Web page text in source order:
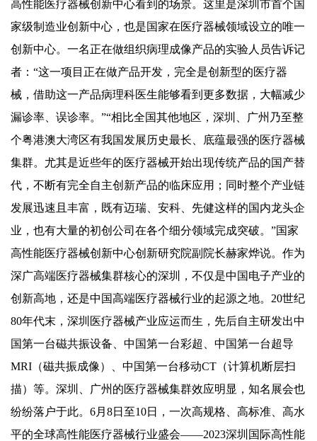
高性能医疗器械创新中心看到的场景。这里是深圳市首个国
家级制造业创新中心，也是国家在医疗器械领域设立的唯一
创新中心。一名正在做组织病理成像产品的实验人员告诉记
者：“这一项目正在做产品开发，完全是创新型的医疗器
械，借助这一产品病理科医生能够看到更多数据，大幅减少
漏诊率、误诊率。”“相比全国其他地区，深圳、广州乃至整
个粤港澳大湾区有我国发展历史最长、底蕴最强的医疗器械
集群。尤其是近些年的医疗器械开始出现传统产品的国产替
代，不断有完全自主创新产品的临床应用；同时整个产业链
发展迅速且丰富，既有迈瑞、安科、先健这样的国内龙头企
业，也有大量的初创公司在各个细分领域完成突破。”国家
高性能医疗器械创新中心创新研究院副院长赫家烨说。作为
深广高端医疗器械集群核心的深圳，不仅是中国电子产业的
创新高地，还是中国高端医疗器械行业的起源之地。20世纪
80年代末，深圳医疗器械产业应运而生，先后自主研发出中
国第一台磁共振设备、中国第一台彩超、中国第一台超导
MRI（磁共振成像）、中国第一台移动CT（计算机断层扫
描）等。深圳、广州的医疗器械集群效应明显，知名展会也
纷纷落户于此。6月8日至10日，一次高规格、高标准、高水
平的全球高性能医疗器械行业盛会——2023深圳国际高性能